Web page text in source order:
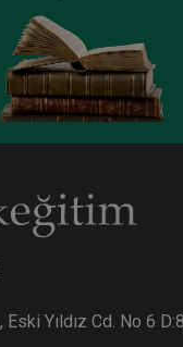
..
475 TL
Eski Yıldız Cd. No 6